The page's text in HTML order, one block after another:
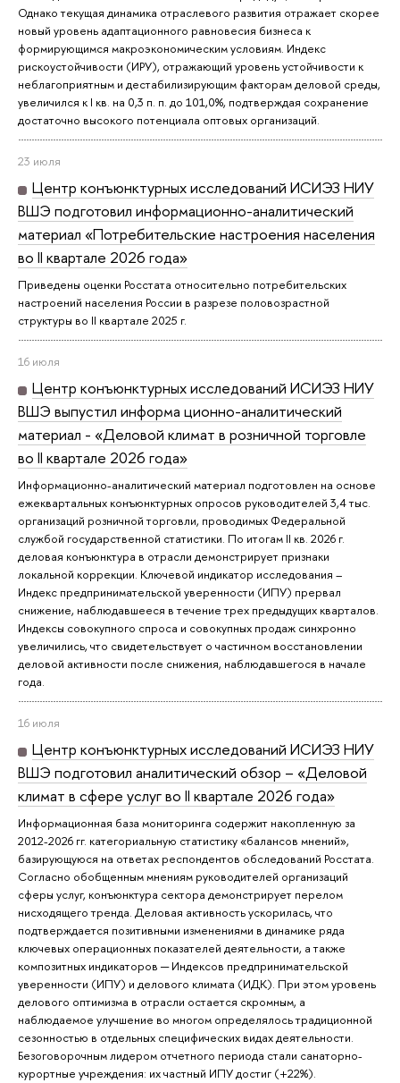
Однако текущая динамика отраслевого развития отражает скорее
новый уровень адаптационного равновесия бизнеса к
формирующимся макроэкономическим условиям. Индекс
рискоустойчивости (ИРУ), отражающий уровень устойчивости к
неблагоприятным и дестабилизирующим факторам деловой среды,
увеличился к I кв. на 0,3 п. п. до 101,0%, подтверждая сохранение
достаточно высокого потенциала оптовых организаций.
23 июля
Центр конъюнктурных исследований ИСИЭЗ НИУ
ВШЭ подготовил информационно-аналитический
материал «Потребительские настроения населения
во II квартале 2026 года»
Приведены оценки Росстата относительно потребительских
настроений населения России в разрезе половозрастной
структуры во II квартале 2025 г.
16 июля
Центр конъюнктурных исследований ИСИЭЗ НИУ
ВШЭ выпустил информа ционно-аналитический
материал - «Деловой климат в розничной торговле
во II квартале 2026 года»
Информационно-аналитический материал подготовлен на основе
ежеквартальных конъюнктурных опросов руководителей 3,4 тыс.
организаций розничной торговли, проводимых Федеральной
службой государственной статистики. По итогам II кв. 2026 г.
деловая конъюнктура в отрасли демонстрирует признаки
локальной коррекции. Ключевой индикатор исследования –
Индекс предпринимательской уверенности (ИПУ) прервал
снижение, наблюдавшееся в течение трех предыдущих кварталов.
Индексы совокупного спроса и совокупных продаж синхронно
увеличились, что свидетельствует о частичном восстановлении
деловой активности после снижения, наблюдавшегося в начале
года.
16 июля
Центр конъюнктурных исследований ИСИЭЗ НИУ
ВШЭ подготовил аналитический обзор – «Деловой
климат в сфере услуг во II квартале 2026 года»
Информационная база мониторинга содержит накопленную за
2012-2026 гг. категориальную статистику «балансов мнений»,
базирующуюся на ответах респондентов обследований Росстата.
Согласно обобщенным мнениям руководителей организаций
сферы услуг, конъюнктура сектора демонстрирует перелом
нисходящего тренда. Деловая активность ускорилась, что
подтверждается позитивными изменениями в динамике ряда
ключевых операционных показателей деятельности, а также
композитных индикаторов ─ Индексов предпринимательской
уверенности (ИПУ) и делового климата (ИДК). При этом уровень
делового оптимизма в отрасли остается скромным, а
наблюдаемое улучшение во многом определялось традиционной
сезонностью в отдельных специфических видах деятельности.
Безоговорочным лидером отчетного периода стали санаторно-
курортные учреждения: их частный ИПУ достиг (+22%).